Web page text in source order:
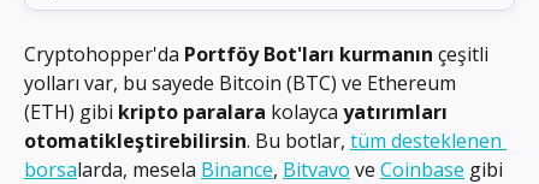
Cryptohopper'da Portföy Bot'ları kurmanın çeşitli
yolları var, bu sayede Bitcoin (BTC) ve Ethereum
(ETH) gibi kripto paralara kolayca yatırımları
otomatikleştirebilirsin. Bu botlar, tüm desteklenen
borsalarda, mesela Binance, Bitvavo ve Coinbase gibi